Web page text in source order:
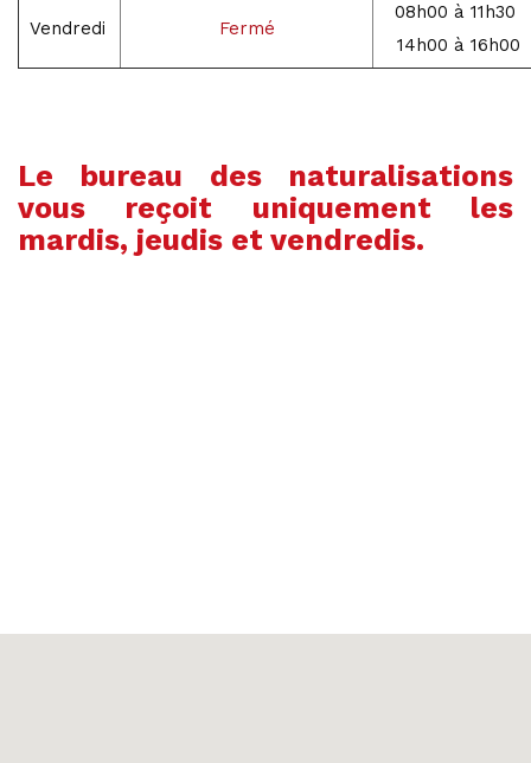
Vendredi Fermé
08h00 à 11h30
14h00 à 16h00
Le bureau des naturalisations
vous reçoit uniquement les
mardis, jeudis et vendredis.